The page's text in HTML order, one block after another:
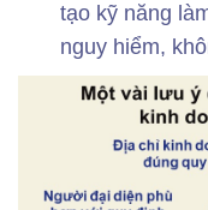
tạo kỹ năng
nguy hiểm,